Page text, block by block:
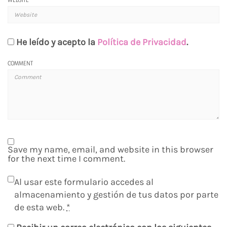
He leído y acepto la Política de Privacidad.
COMMENT
Save my name, email, and website in this browser
for the next time I comment.
Al usar este formulario accedes al
almacenamiento y gestión de tus datos por parte
de esta web. *